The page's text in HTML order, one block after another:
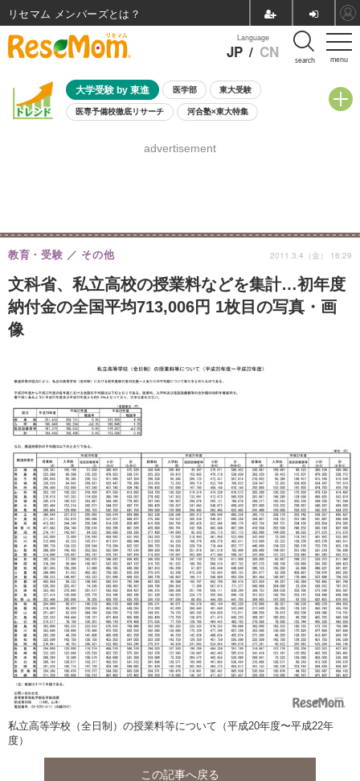
menu
Language
JP / CN search
大学受験 by 東進 医学部 東大受験
医専予備校徹底リサーチ 河合塾×東大特集
8月開催学校説明会・相談会
advertisement
文科省、私立高校の授業料などを集計…初年度
納付金の全国平均713,006円 1枚目の写真・画
像
教育・受験 その他 2011.3.4（金） 16:29
私立高等学校（全日制）の授業料等について（平成20年度〜平成22年
度）
この記事へ戻る
リセマム メンバーズ